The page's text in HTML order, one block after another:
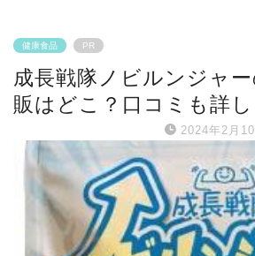
健康食品 PR
成長戦隊ノビルンジャ
販はどこ？口コミも詳し
2024年2月10